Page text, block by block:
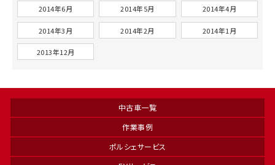
2014年6月 2014年5月 2014年4月
2014年3月 2014年2月 2014年1月
2013年12月
中古車一覧
作業事例
ポルシェサービス